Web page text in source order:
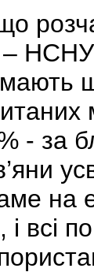
НСНУ
- за
на
всі